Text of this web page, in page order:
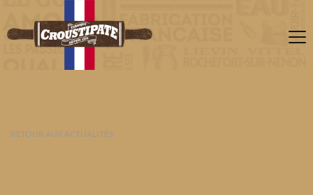
RETOUR AUX ACTUALITÉS